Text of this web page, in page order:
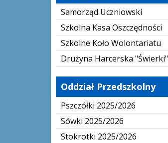
Samorząd Uczniowski
Szkolna Kasa Oszczędności
Szkolne Koło Wolontariatu
Drużyna Harcerska "Świerki"
Oddział Przedszkolny
Pszczółki 2025/2026
Sówki 2025/2026
Stokrotki 2025/2026